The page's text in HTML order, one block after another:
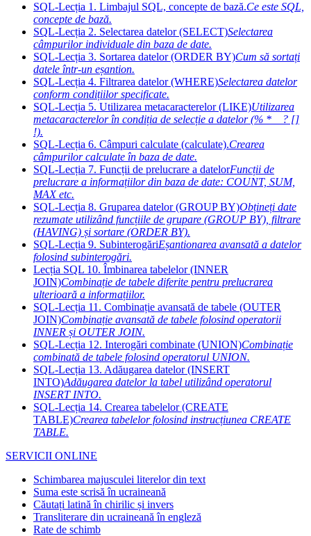
SQL-Lecția 1. Limbajul SQL, concepte de bază.Ce este SQL,
concepte de bază.
SQL-Lecția 2. Selectarea datelor (SELECT)Selectarea
câmpurilor individuale din baza de date.
SQL-Lecția 3. Sortarea datelor (ORDER BY)Cum să sortați
datele într-un eșantion.
SQL-Lecția 4. Filtrarea datelor (WHERE)Selectarea datelor
conform condițiilor specificate.
SQL-Lecția 5. Utilizarea metacaracterelor (LIKE)Utilizarea
metacaracterelor în condiția de selecție a datelor (% * _ ? []
!).
SQL-Lecția 6. Câmpuri calculate (calculate).Crearea
câmpurilor calculate în baza de date.
SQL-Lecția 7. Funcții de prelucrare a datelorFuncții de
prelucrare a informațiilor din baza de date: COUNT, SUM,
MAX etc.
SQL-Lecția 8. Gruparea datelor (GROUP BY)Obțineți date
rezumate utilizând funcțiile de grupare (GROUP BY), filtrare
(HAVING) și sortare (ORDER BY).
SQL-Lecția 9. SubinterogăriEșantionarea avansată a datelor
folosind subinterogări.
Lecția SQL 10. Îmbinarea tabelelor (INNER
JOIN)Combinație de tabele diferite pentru prelucrarea
ulterioară a informațiilor.
SQL-Lecția 11. Combinație avansată de tabele (OUTER
JOIN)Combinație avansată de tabele folosind operatorii
INNER și OUTER JOIN.
SQL-Lecția 12. Interogări combinate (UNION)Combinație
combinată de tabele folosind operatorul UNION.
SQL-Lecția 13. Adăugarea datelor (INSERT
INTO)Adăugarea datelor la tabel utilizând operatorul
INSERT INTO.
SQL-Lecția 14. Crearea tabelelor (CREATE
TABLE)Crearea tabelelor folosind instrucțiunea CREATE
TABLE.
SERVICII ONLINE
Schimbarea majusculei literelor din text
Suma este scrisă în ucraineană
Căutați latină în chirilic și invers
Transliterare din ucraineană în engleză
Rate de schimb